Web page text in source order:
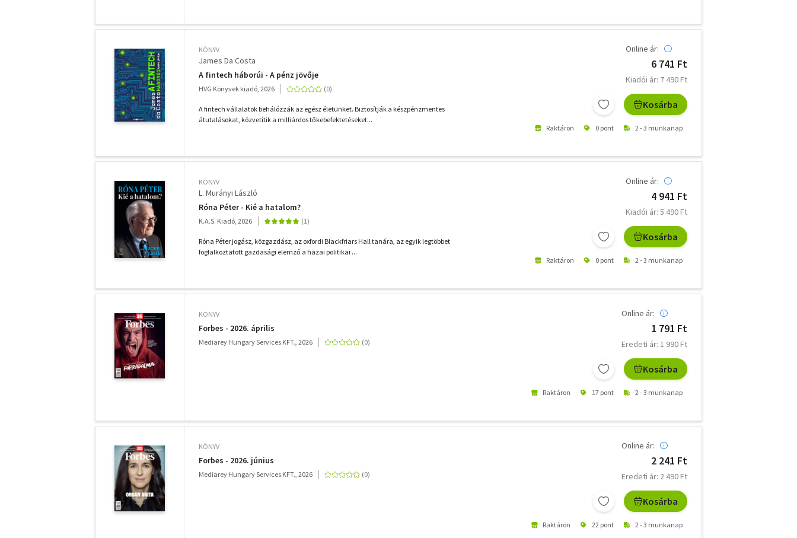
KÖNYV
James Da Costa
A fintech háborúi - A pénz jövője
HVG Könyvek kiadó, 2026
A fintech vállalatok behálózzák az egész életünket. Biztosítják a készpénzmentes
átutalásokat, közvetítik a milliárdos tőkebefektetéseket...
Online ár:
6 741 Ft
Kiadói ár: 7 490 Ft
Kosárba
Raktáron 0 pont 2 - 3 munkanap
KÖNYV
L. Murányi László
Róna Péter - Kié a hatalom?
K.A.S. Kiadó, 2026
Róna Péter jogász, közgazdász, az oxfordi Blackfriars Hall tanára, az egyik legtöbbet
foglalkoztatott gazdasági elemző a hazai politikai ...
Online ár:
4 941 Ft
Kiadói ár: 5 490 Ft
Kosárba
Raktáron 0 pont 2 - 3 munkanap
KÖNYV
Forbes - 2026. április
Mediarey Hungary Services KFT., 2026
Online ár:
1 791 Ft
Eredeti ár: 1 990 Ft
Kosárba
Raktáron 17 pont 2 - 3 munkanap
KÖNYV
Forbes - 2026. június
Mediarey Hungary Services KFT., 2026
Online ár:
2 241 Ft
Eredeti ár: 2 490 Ft
Kosárba
Raktáron 22 pont 2 - 3 munkanap